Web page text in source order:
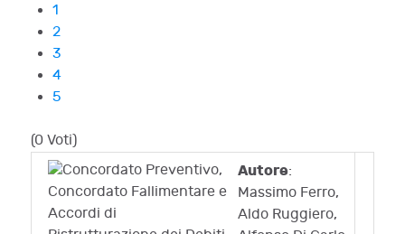
1
2
3
4
5
(0 Voti)
Autore:
Massimo Ferro,
Aldo Ruggiero,